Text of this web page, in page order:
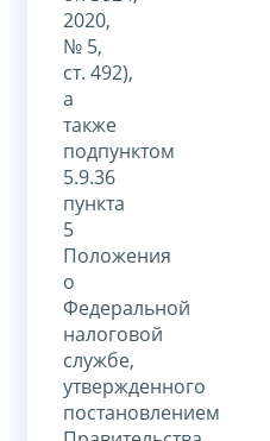
2020,
№ 5,
ст. 492),
а
также
подпунктом
5.9.36
пункта
5
Положения
о
Федеральной
налоговой
службе,
утвержденного
постановлением